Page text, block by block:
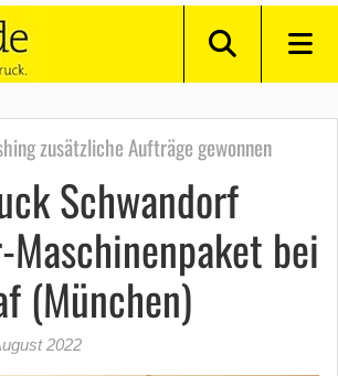
zusätzliche Aufträge gewonnen
Schwandorf
bei
(München)
2022